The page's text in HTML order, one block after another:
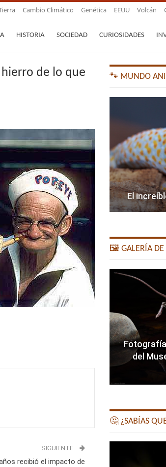
Cambio Climático Genética EEUU Volcán
HISTORIA SOCIEDAD CURIOSIDADES
hierro de lo que
SIGUIENTE
recibió el impacto de
🐾 MUNDO
El
🖼️ GALERÍA DE
del
🤔 ¿SABÍAS